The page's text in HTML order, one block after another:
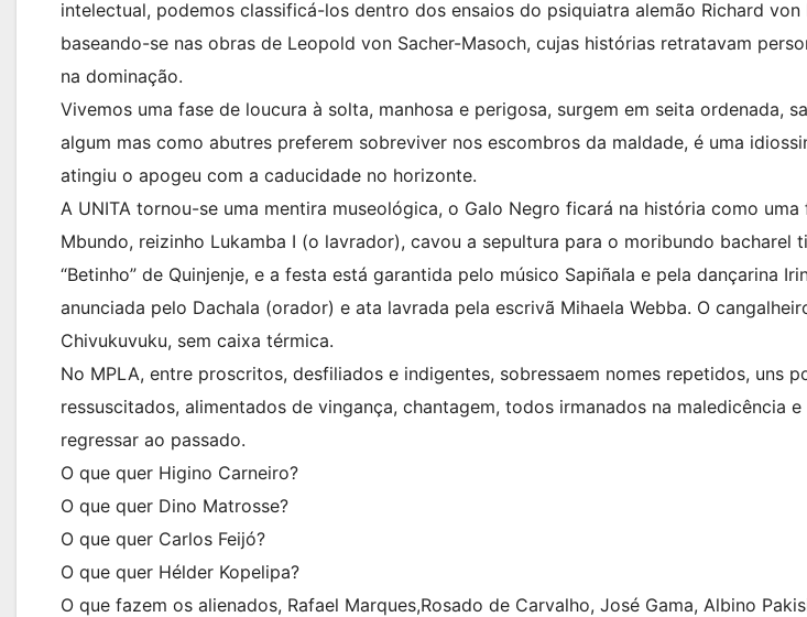
intelectual, podemos classificá-los dentro dos ensaios do psiquiatra alemão Richard von
baseando-se nas obras de Leopold von Sacher-Masoch, cujas histórias retratavam
na dominação.
Vivemos uma fase de loucura à solta, manhosa e perigosa, surgem em seita ordenada,
algum mas como abutres preferem sobreviver nos escombros da maldade, é uma
atingiu o apogeu com a caducidade no horizonte.
A UNITA tornou-se uma mentira museológica, o Galo Negro ficará na história como
Mbundo, reizinho Lukamba I (o lavrador), cavou a sepultura para o moribundo bacharel
“Betinho” de Quinjenje, e a festa está garantida pelo músico Sapiñala e pela dançarina
anunciada pelo Dachala (orador) e ata lavrada pela escrivã Mihaela Webba. O
Chivukuvuku, sem caixa térmica.
No MPLA, entre proscritos, desfiliados e indigentes, sobressaem nomes repetidos, uns
ressuscitados, alimentados de vingança, chantagem, todos irmanados na maledicência
regressar ao passado.
O que quer Higino Carneiro?
O que quer Dino Matrosse?
O que quer Carlos Feijó?
O que quer Hélder Kopelipa?
O que fazem os alienados, Rafael Marques,Rosado de Carvalho, José Gama, Albino